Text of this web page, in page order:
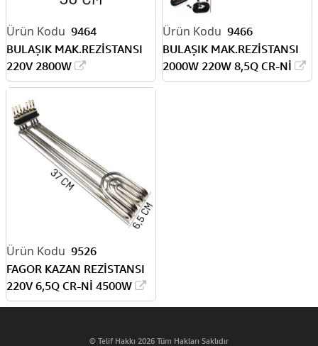
9464
BULAŞIK MAK.REZİSTANSI
220V 2800W
9466
BULAŞIK MAK.REZİSTANSI
2000W 220W 8,5Q CR-Nİ
9526
FAGOR KAZAN REZİSTANSI
220V 6,5Q CR-Nİ 4500W
© Telif Hakkı 2026 Tüm Hakları Saklıdır